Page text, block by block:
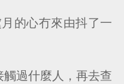
的心冇來由抖了一
過什麼人，再去查